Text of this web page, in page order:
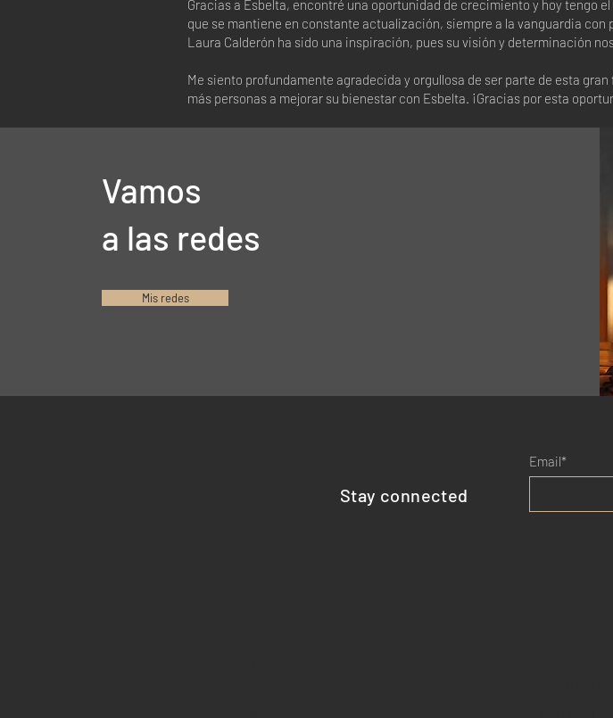
Gracias a Esbelta, encontré una oportunidad de crecimiento y hoy tengo
que se mantiene en constante actualización, siempre a la vanguardia
Laura Calderón ha sido una inspiración, pues su visión y determinación
Me siento profundamente agradecida y orgullosa de ser parte de esta
más personas a mejorar su bienestar con Esbelta. ¡Gracias por esta
Vamos
a las redes
Mis redes
Stay connected
Email*